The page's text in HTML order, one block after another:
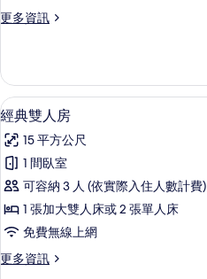
張
準
雙
人
床
的
所
有
相
片
更多資訊
更
客
房,
1
標
準
雙
人
床
的
詳
情
顯
示
經
典
雙
人
的
4
經典雙人房
15 平方公尺
1 間臥室
可容納 3 人 (依實際入住人數計費)
1 張加大雙人床或 2 張單人床
免費無線上網
更多資訊
更